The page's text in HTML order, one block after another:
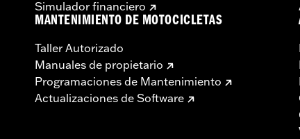
Simulador financiero
MANTENIMIENTO DE MOTOCICLETAS
Taller Autorizado
Manuales de propietario
Programaciones de Mantenimiento
Actualizaciones de Software